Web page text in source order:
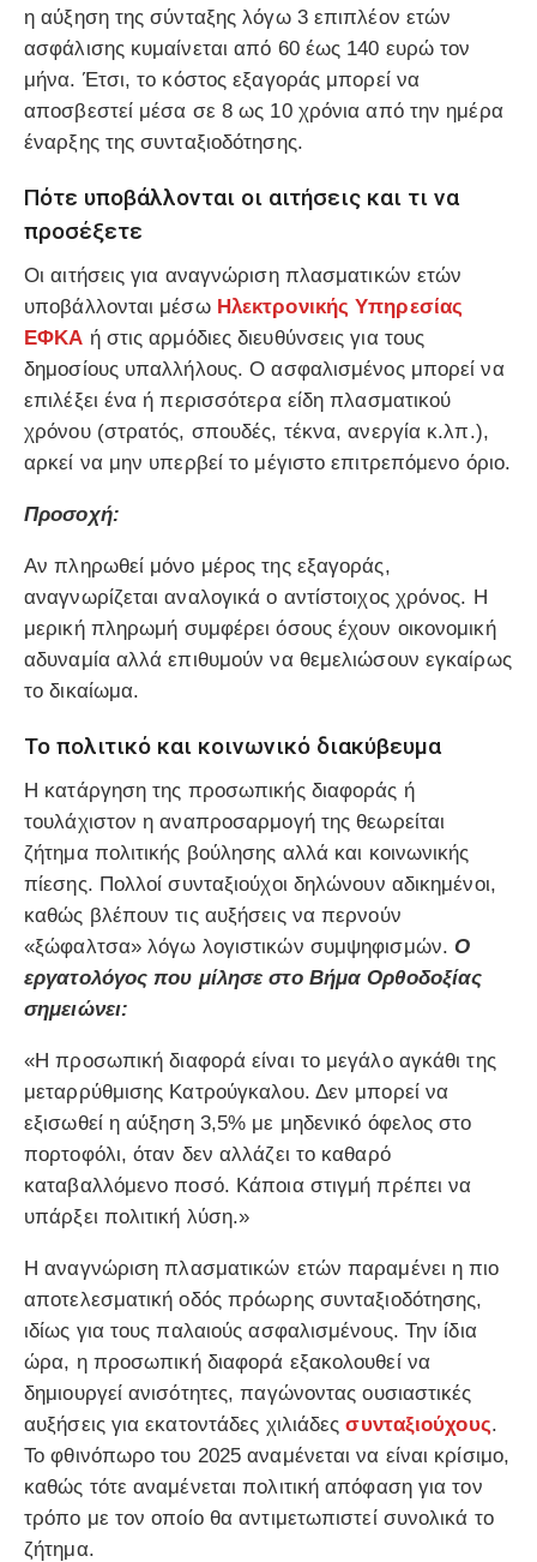
η αύξηση της σύνταξης λόγω 3 επιπλέον ετών
ασφάλισης κυμαίνεται από 60 έως 140 ευρώ τον
μήνα. Έτσι, το κόστος εξαγοράς μπορεί να
αποσβεστεί μέσα σε 8 ως 10 χρόνια από την ημέρα
έναρξης της συνταξιοδότησης.
Πότε υποβάλλονται οι αιτήσεις και τι να
προσέξετε
Οι αιτήσεις για αναγνώριση πλασματικών ετών
υποβάλλονται μέσω Ηλεκτρονικής Υπηρεσίας
ΕΦΚΑ ή στις αρμόδιες διευθύνσεις για τους
δημοσίους υπαλλήλους. Ο ασφαλισμένος μπορεί να
επιλέξει ένα ή περισσότερα είδη πλασματικού
χρόνου (στρατός, σπουδές, τέκνα, ανεργία κ.λπ.),
αρκεί να μην υπερβεί το μέγιστο επιτρεπόμενο όριο.
Προσοχή:
Αν πληρωθεί μόνο μέρος της εξαγοράς,
αναγνωρίζεται αναλογικά ο αντίστοιχος χρόνος. Η
μερική πληρωμή συμφέρει όσους έχουν οικονομική
αδυναμία αλλά επιθυμούν να θεμελιώσουν εγκαίρως
το δικαίωμα.
Το πολιτικό και κοινωνικό διακύβευμα
Η κατάργηση της προσωπικής διαφοράς ή
τουλάχιστον η αναπροσαρμογή της θεωρείται
ζήτημα πολιτικής βούλησης αλλά και κοινωνικής
πίεσης. Πολλοί συνταξιούχοι δηλώνουν αδικημένοι,
καθώς βλέπουν τις αυξήσεις να περνούν
«ξώφαλτσα» λόγω λογιστικών συμψηφισμών.Ο
εργατολόγος που μίλησε στο Βήμα Ορθοδοξίας
σημειώνει:
«Η προσωπική διαφορά είναι το μεγάλο αγκάθι της
μεταρρύθμισης Κατρούγκαλου. Δεν μπορεί να
εξισωθεί η αύξηση 3,5% με μηδενικό όφελος στο
πορτοφόλι, όταν δεν αλλάζει το καθαρό
καταβαλλόμενο ποσό. Κάποια στιγμή πρέπει να
υπάρξει πολιτική λύση.»
Η αναγνώριση πλασματικών ετών παραμένει η πιο
αποτελεσματική οδός πρόωρης συνταξιοδότησης,
ιδίως για τους παλαιούς ασφαλισμένους. Την ίδια
ώρα, η προσωπική διαφορά εξακολουθεί να
δημιουργεί ανισότητες, παγώνοντας ουσιαστικές
αυξήσεις για εκατοντάδες χιλιάδεςσυνταξιούχους.
Το φθινόπωρο του 2025 αναμένεται να είναι κρίσιμο,
καθώς τότε αναμένεται πολιτική απόφαση για τον
τρόπο με τον οποίο θα αντιμετωπιστεί συνολικά το
ζήτημα.